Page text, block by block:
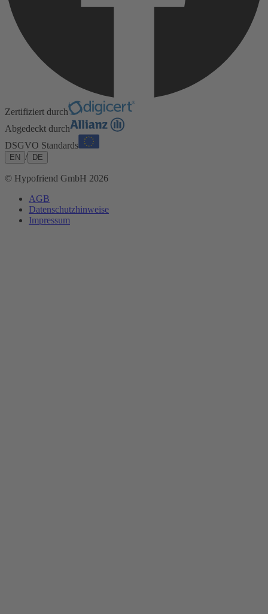
Zertifiziert durch
Abgedeckt durch
DSGVO Standards
EN / DE
© Hypofriend GmbH 2026
AGB
Datenschutzhinweise
Impressum